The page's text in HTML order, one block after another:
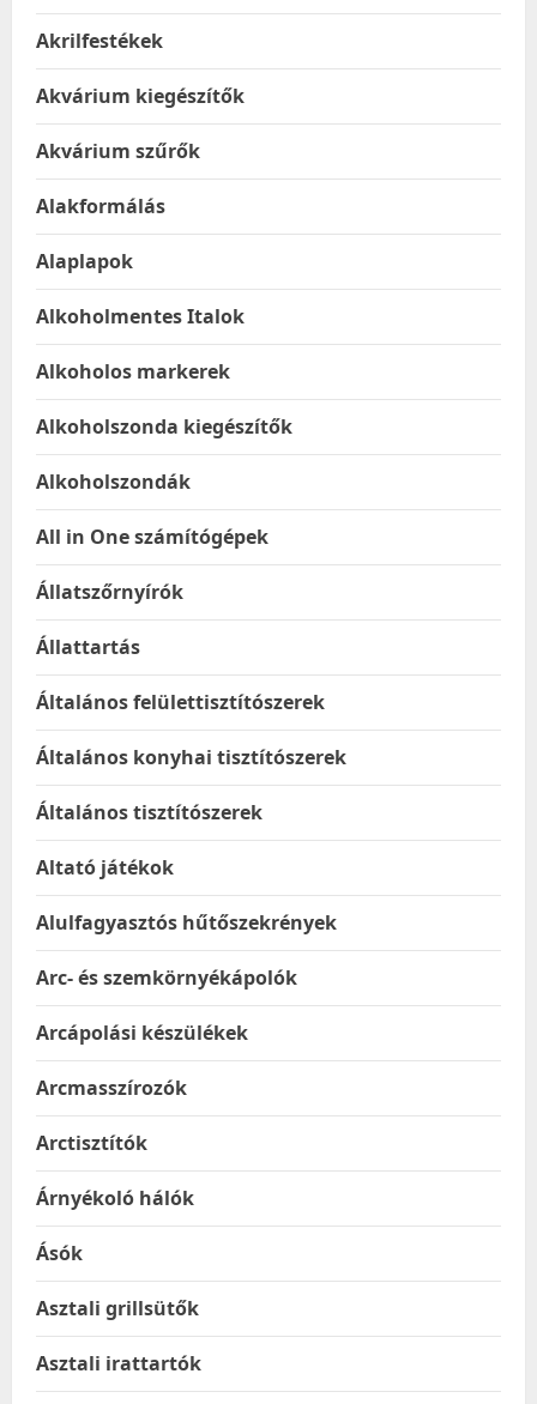
Akrilfestékek
Akvárium kiegészítők
Akvárium szűrők
Alakformálás
Alaplapok
Alkoholmentes Italok
Alkoholos markerek
Alkoholszonda kiegészítők
Alkoholszondák
All in One számítógépek
Állatszőrnyírók
Állattartás
Általános felülettisztítószerek
Általános konyhai tisztítószerek
Általános tisztítószerek
Altató játékok
Alulfagyasztós hűtőszekrények
Arc- és szemkörnyékápolók
Arcápolási készülékek
Arcmasszírozók
Arctisztítók
Árnyékoló hálók
Ásók
Asztali grillsütők
Asztali irattartók